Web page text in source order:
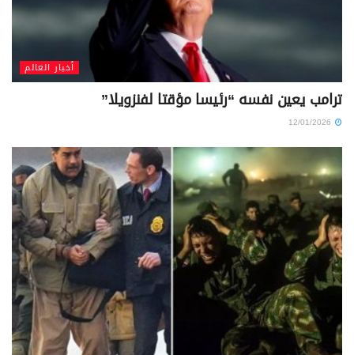
أخبار العالم
ترامب يعين نفسه “رئيسا مؤقتا لفنزويلا”